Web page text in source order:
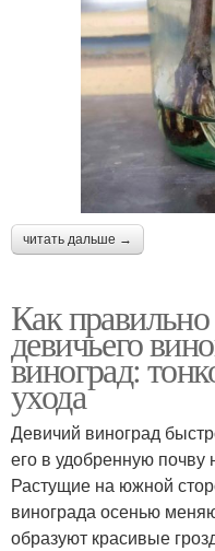
читать дальше →
Как
девичьего
виноград:
ухода
Девичий виноград
его в удобренную
Растущие на южной
винограда осенью
образуют красивые